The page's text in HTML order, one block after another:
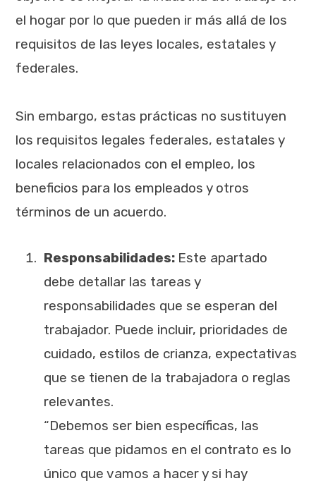
el hogar por lo que pueden ir más allá de los
requisitos de las leyes locales, estatales y
federales.
Sin embargo, estas prácticas no sustituyen
los requisitos legales federales, estatales y
locales relacionados con el empleo, los
beneficios para los empleados y otros
términos de un acuerdo.
Responsabilidades: Este apartado
debe detallar las tareas y
responsabilidades que se esperan del
trabajador. Puede incluir, prioridades de
cuidado, estilos de crianza, expectativas
que se tienen de la trabajadora o reglas
relevantes.
“Debemos ser bien específicas, las
tareas que pidamos en el contrato es lo
único que vamos a hacer y si hay